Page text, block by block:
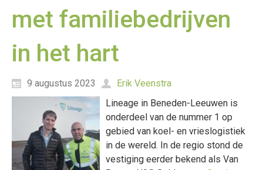
met familiebedrijven
in het hart
9 augustus 2023
Erik Veenstra
Lineage in Beneden-Leeuwen is
onderdeel van de nummer 1 op
gebied van koel- en vrieslogistiek
in de wereld. In de regio stond de
vestiging eerder bekend als Van